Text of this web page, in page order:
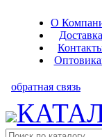
О
Доставка
обратная связь